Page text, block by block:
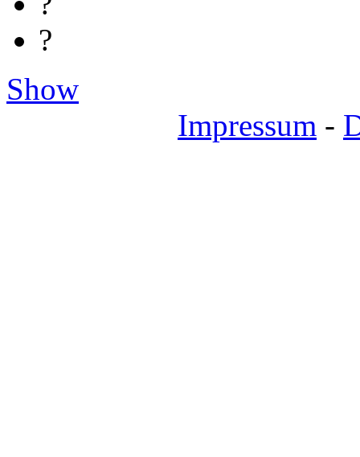
?
Show
Impressum -